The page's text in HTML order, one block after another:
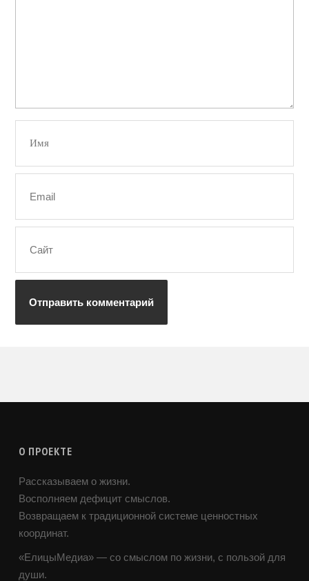
О ПРОЕКТЕ
Рассказываем о жизни.
Восполняем дефицит смыслов.
Возвращаем к традиционной системе ценностных
координат.
«ЕлицыМедиа» — со смыслом по жизни, с пользой для
души.